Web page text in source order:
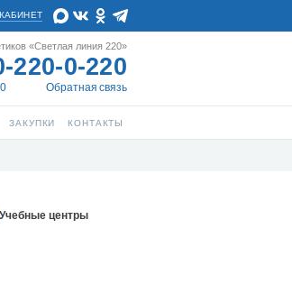
«Светлая линия 220»
220-0-220
Обратная связь
ЗАКУПКИ КОНТАКТЫ
Учебные центры